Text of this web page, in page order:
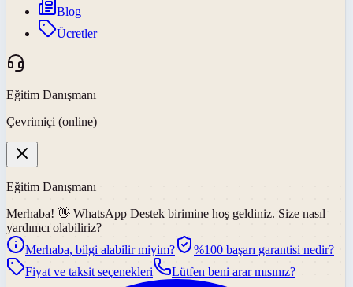
Blog
Ücretler
Eğitim Danışmanı
Çevrimiçi (online)
Eğitim Danışmanı
Merhaba! 👋 WhatsApp Destek birimine hoş geldiniz. Size nasıl
yardımcı olabiliriz?
Merhaba, bilgi alabilir miyim?
%100 başarı garantisi nedir?
Fiyat ve taksit seçenekleri
Lütfen beni arar mısınız?